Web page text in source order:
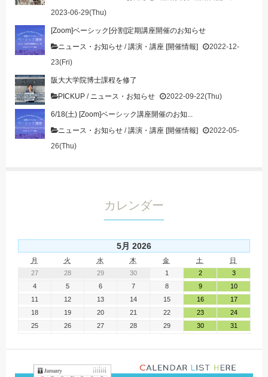
2023-06-29(Thu)
[Zoom]ベーシック[分割]定期講座開催のお知らせ
ニュース・お知らせ /講演・講座 [開催情報]
2022-12-
23(Fri)
阪大大学院博士課程を修了
PICKUP / ニュース・お知らせ 2022-09-22(Thu)
6/18(土) [Zoom]ベーシック講座開催のお知...
ニュース・お知らせ /講演・講座 [開催情報]
2022-05-
26(Thu)
カレンダー
5月 2026
月 火 水 木 金 土
日
27
28 29 30 1 2
3
4
5 6 7 8 9
10
11
12 13 14 15 16
17
18
19 20 21 22 23
24
25
26 27 28 29 30 31